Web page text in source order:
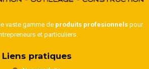
vaste gamme de produits profesionnelspour
et particuliers.
Liens pratiques